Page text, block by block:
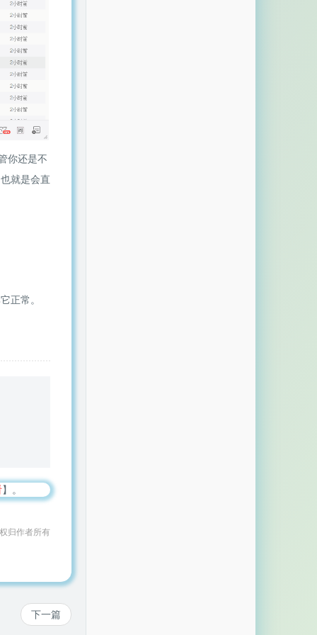
你还是不
就是会直
正常。
】。
归作者所有
下一篇